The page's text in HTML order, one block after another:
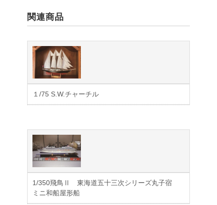
関連商品
１/75 S.W.チャーチル
1/350飛鳥Ⅱ 東海道五十三次シリーズ丸子宿
ミニ和船屋形船